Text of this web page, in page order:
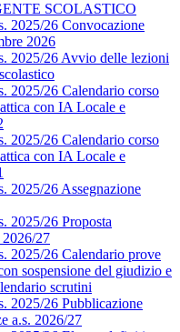
SCOLASTICO
2025/26 Convocazione
2026
2025/26 Avvio delle lezioni
2025/26 Calendario corso
con IA Locale e
2025/26 Calendario corso
con IA Locale e
2025/26 Assegnazione
2025/26 Proposta
2026/27
2025/26 Calendario prove
sospensione del giudizio e
scrutini
2025/26 Pubblicazione
a.s. 2026/27